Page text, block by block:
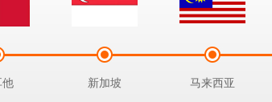
他 新加坡 马来西亚